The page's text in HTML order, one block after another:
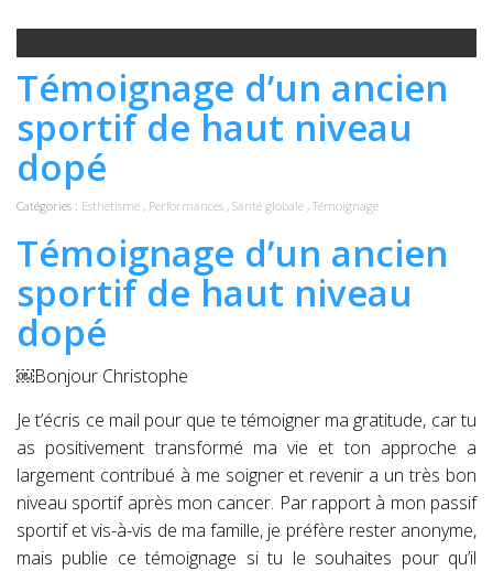
Témoignage d’un ancien
sportif de haut niveau
dopé
Catégories : Esthétisme , Performances , Santé globale , Témoignage
Témoignage d’un ancien
sportif de haut niveau
dopé
￼Bonjour Christophe
Je t’écris ce mail pour que te témoigner ma gratitude, car tu
as positivement transformé ma vie et ton approche a
largement contribué à me soigner et revenir a un très bon
niveau sportif après mon cancer. Par rapport à mon passif
sportif et vis-à-vis de ma famille, je préfère rester anonyme,
mais publie ce témoignage si tu le souhaites pour qu’il